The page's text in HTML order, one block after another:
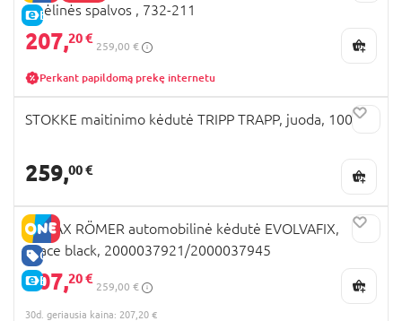
E-KAINA
smėlinės spalvos , 732-211
207,20 €
259,00 €
Perkant papildomą prekę internetu
STOKKE maitinimo kėdutė TRIPP TRAPP, juoda, 100103
259,00 €
GERA KAINA
E-KAINA
BRITAX RÖMER automobilinė kėdutė EVOLVAFIX,
space black, 2000037921/2000037945
207,20 €
259,00 €
30d. geriausia kaina: 207,20 €